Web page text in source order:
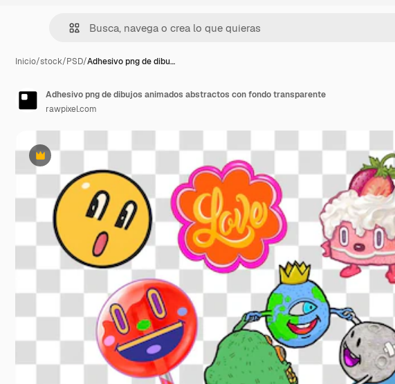
Inicio/stock/PSD/Adhesivo png de dibu…
Premium
Adhesivo png de dibujos animados abstractos con fondo transparente
rawpixel.com